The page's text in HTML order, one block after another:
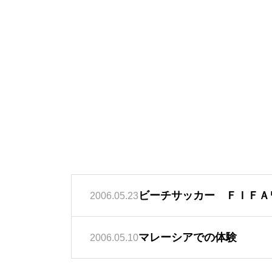
2006.05.23 ビーチサッカー ＦＩＦＡ
2006.05.10マレーシアでの体験